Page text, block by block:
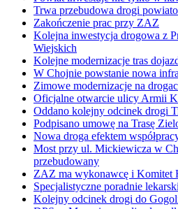
Trwa przebudowa drogi
Zakończenie prac przy ZAZ
Kolejna inwestycja drogowa z
Wiejskich
Kolejne modernizacje tras
W Chojnie powstanie nowa
Zimowe modernizacje na
Oficjalne otwarcie ulicy Armii
Oddano kolejny odcinek drogi
Podpisano umowę na Trasę
Nowa droga efektem
Most przy ul. Mickiewicza w
przebudowany
ZAZ ma wykonawcę i Komitet
Specjalistyczne poradnie
Kolejny odcinek drogi do